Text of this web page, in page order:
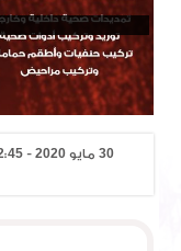
30 مايو 2020 - 2:45 ص